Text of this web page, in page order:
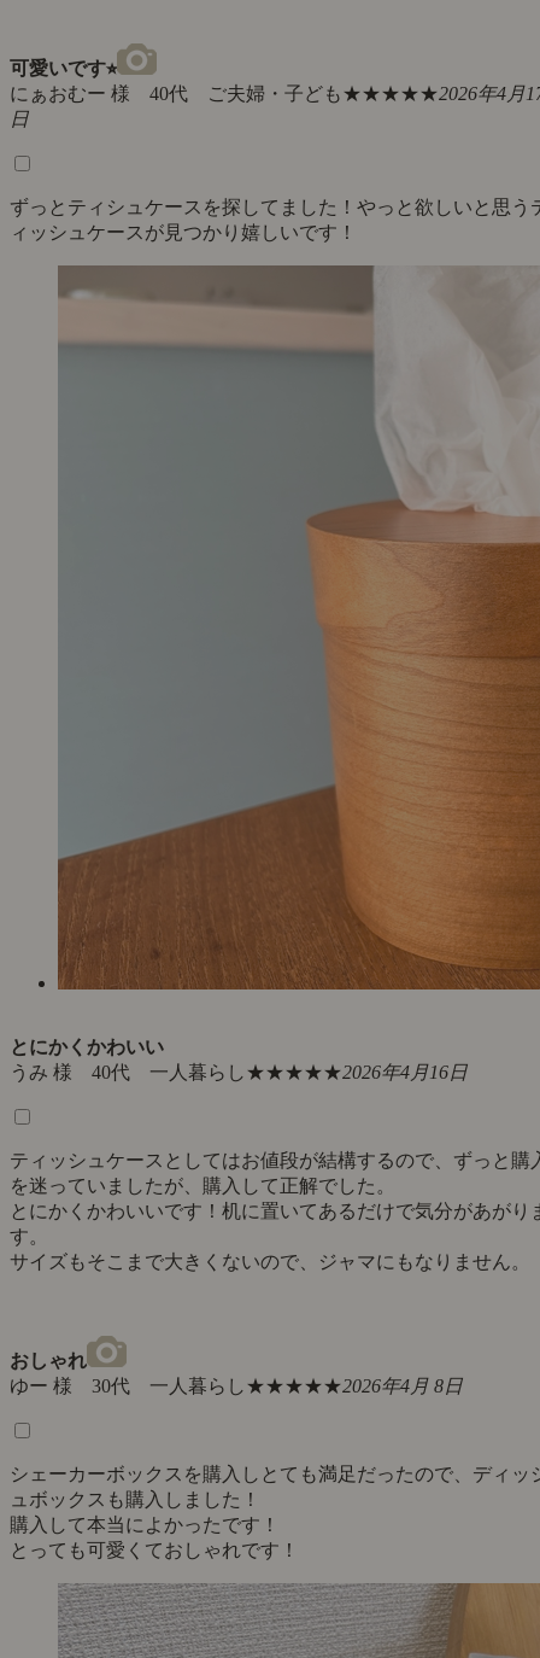
可愛いです⭐︎
にぁおむー 様 40代 ご夫婦・子ども★★★★★2026年4月
日
ずっとティシュケースを探してました！やっと欲しいと思う
ィッシュケースが見つかり嬉しいです！
とにかくかわいい
うみ 様 40代 一人暮らし★★★★★2026年4月16日
ティッシュケースとしてはお値段が結構するので、ずっと購
を迷っていましたが、購入して正解でした。
とにかくかわいいです！机に置いてあるだけで気分があがり
す。
サイズもそこまで大きくないので、ジャマにもなりません。
おしゃれ
ゆー 様 30代 一人暮らし★★★★★2026年4月 8日
シェーカーボックスを購入しとても満足だったので、ディッ
ュボックスも購入しました！
購入して本当によかったです！
とっても可愛くておしゃれです！